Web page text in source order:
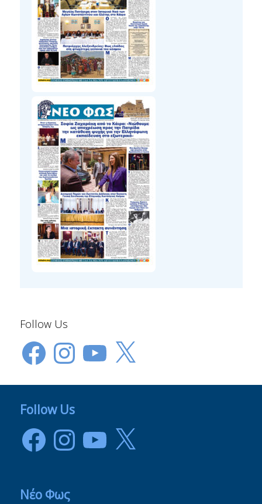
Follow Us
FacebookInstagramYouTube
X
Follow Us
FacebookInstagramYouTube
X
Νέο Φως